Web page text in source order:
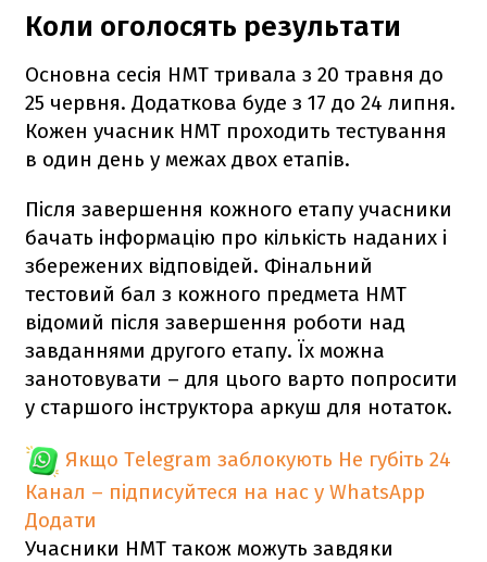
Коли оголосять результати
Основна сесія НМТ тривала з 20 травня до
25 червня. Додаткова буде з 17 до 24 липня.
Кожен учасник НМТ проходить тестування
в один день у межах двох етапів.
Після завершення кожного етапу учасники
бачать інформацію про кількість наданих і
збережених відповідей. Фінальний
тестовий бал з кожного предмета НМТ
відомий після завершення роботи над
завданнями другого етапу. Їх можна
занотовувати – для цього варто попросити
у старшого інструктора аркуш для нотаток.
Якщо Telegram заблокують Не губіть 24
Канал – підписуйтеся на нас у WhatsApp
Додати
Учасники НМТ також можуть завдяки